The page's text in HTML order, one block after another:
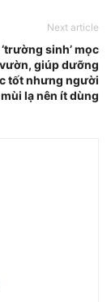
Next article
sinh’ mọc
giúp dưỡng
tốt nhưng người
lạ nên ít dùng